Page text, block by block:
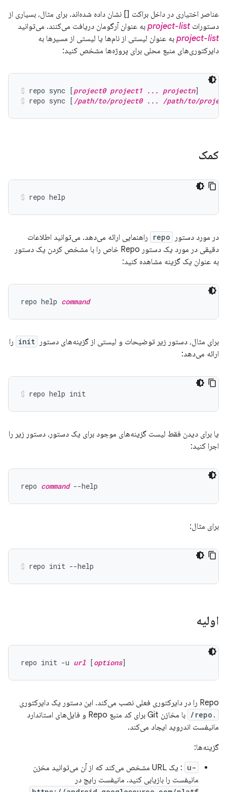
عناصر اختیاری در داخل براکت [] نشان داده شده‌اند. برای مثال، بسیاری از
دستوراتproject-list به عنوان آرگومان دریافت می‌کنند. می‌توانید
project-list به عنوان لیستی از نام‌ها یا لیستی از مسیرها به
دایرکتوری‌های منبع محلی برای پروژه‌ها مشخص کنید:
repo sync [project0 project1 ... projectn]
repo sync [ /path/to/project0 ... /path/to/
کمک
در مورد دستور repo
راهنمایی ارائه می‌دهد. می‌توانید اطلاعات
دقیقی در مورد یک دستور Repo خاص را با مشخص کردن یک دستور
به عنوان یک گزینه مشاهده کنید:
repo help command
برای مثال، دستور زیر توضیحات و لیستی از گزینه‌های دستور init را
ارائه می‌دهد:
یا برای دیدن فقط لیست گزینه‌های موجود برای یک دستور، دستور زیر را
اجرا کنید:
repo command
برای مثال:
اولیه
repo init -u url [options
Repo را در دایرکتوری فعلی نصب می‌کند. این دستور یک دایرکتوری
.repo/
با مخازن Git برای کد منبع Repo و فایل‌های استاندارد
مانیفست اندروید ایجاد می‌کند.
گزینه‌ها:
-u
: یک URL مشخص می‌کند که از آن می‌توانید مخزن
مانیفست را بازیابی کنید. مانیفست رایج در